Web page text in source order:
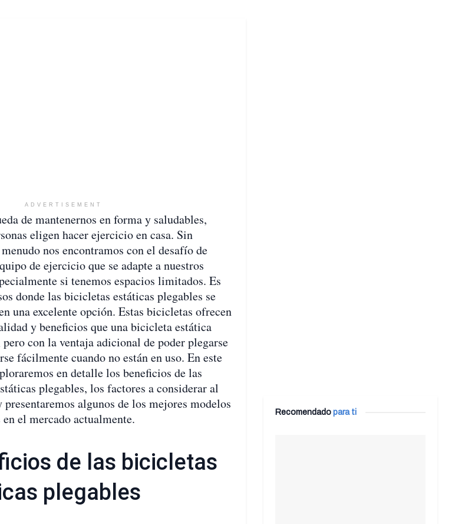
ADVERTISEMENT
de mantenernos en forma y saludables,
eligen hacer ejercicio en casa. Sin
nos encontramos con el desafío de
de ejercicio que se adapte a nuestros
si tenemos espacios limitados. Es
donde las bicicletas estáticas plegables se
una excelente opción. Estas bicicletas ofrecen
y beneficios que una bicicleta estática
con la ventaja adicional de poder plegarse
fácilmente cuando no están en uso. En este
en detalle los beneficios de las
plegables, los factores a considerar al
algunos de los mejores modelos
el mercado actualmente.
de las bicicletas
plegables
Recomendadopara ti